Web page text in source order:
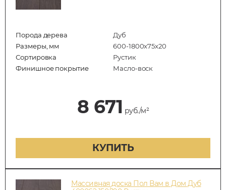
Порода дерева
Дуб
Размеры, мм
600-1800x75x20
Сортировка
Рустик
Финишное покрытие
Масло-воск
8 671 руб./м²
КУПИТЬ
Массивная доска Пол Вам в Дом Дуб